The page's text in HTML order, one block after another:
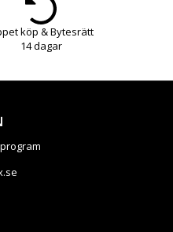
köp & Bytesrätt
14 dagar